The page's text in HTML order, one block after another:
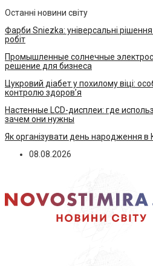
Останні новини світу
Фарби Sniezka: універсальні рішення
робіт
Промышленные солнечные
решение для бизнеса
Цукровий діабет у похилому віці:
контролю здоров’я
Настенные LCD-дисплеи: где
зачем они нужны
Як організувати день народження в
08.08.2026